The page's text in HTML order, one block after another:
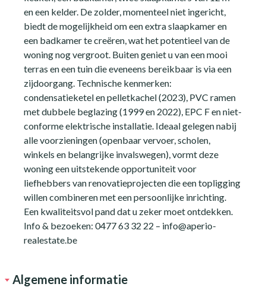
en een kelder. De zolder, momenteel niet ingericht,
biedt de mogelijkheid om een extra slaapkamer en
een badkamer te creëren, wat het potentieel van de
woning nog vergroot. Buiten geniet u van een mooi
terras en een tuin die eveneens bereikbaar is via een
zijdoorgang. Technische kenmerken:
condensatieketel en pelletkachel (2023), PVC ramen
met dubbele beglazing (1999 en 2022), EPC F en niet-
conforme elektrische installatie. Ideaal gelegen nabij
alle voorzieningen (openbaar vervoer, scholen,
winkels en belangrijke invalswegen), vormt deze
woning een uitstekende opportuniteit voor
liefhebbers van renovatieprojecten die een topligging
willen combineren met een persoonlijke inrichting.
Een kwaliteitsvol pand dat u zeker moet ontdekken.
Info & bezoeken: 0477 63 32 22 – info@aperio-
realestate.be
Algemene informatie